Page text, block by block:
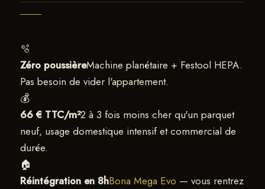
🫧
Zéro poussièreMachine planétaire + Festool HEPA.
Pas besoin de vider l'appartement.
💰
66 € TTC/m²2 à 3 fois moins cher qu'un parquet
neuf, usage domestique intensif et commercial de
durée.
🏠
Réintégration en 8hBona Mega Evo — vous rentrez